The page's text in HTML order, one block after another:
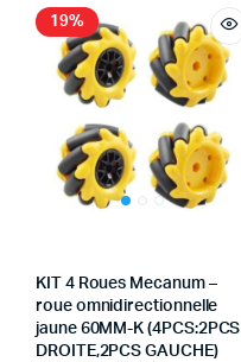
19%
KIT 4 Roues Mecanum –
roue omnidirectionnelle
jaune 60MM-K (4PCS:2PCS
DROITE,2PCS GAUCHE)